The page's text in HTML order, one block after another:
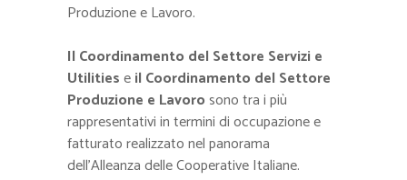
Produzione e Lavoro.
Il Coordinamento del Settore Servizi e
Utilitieseil Coordinamento del Settore
Produzione e Lavorosono tra i più
rappresentativi in termini di occupazione e
fatturato realizzato nel panorama
dell’Alleanza delle Cooperative Italiane.